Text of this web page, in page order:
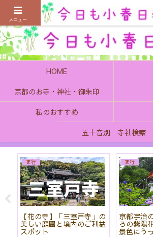
京都の町で歴史を楽しむ、そんなゆったり気分
HOME
京都のお寺・神社・御朱印
私のおすすめ
五十音別 寺社検索
ま行
【花の寺】「三室戸寺」の
美しい庭園と境内のご利益
スポット
ま行
京都宇治
ろの紫陽
景色にう
メニュー